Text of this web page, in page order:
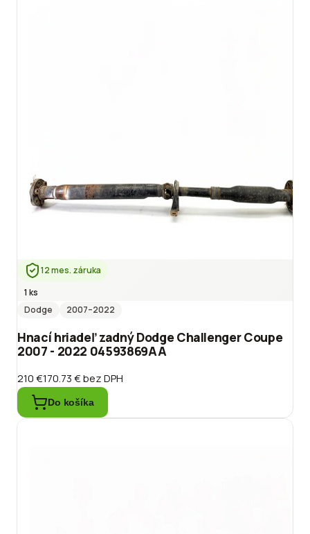
12 mes. záruka
1 ks
Dodge
2007–2022
Hnací hriadeľ zadný Dodge Challenger Coupe
2007 - 2022 04593869AA
210 €170.73 €bez DPH
Do košíka